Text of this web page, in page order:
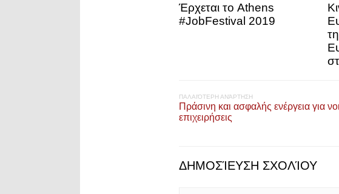
Έρχεται το Athens
#JobFestival 2019
ΠΑΛΑΙΌΤΕΡΗ ΑΝΆΡΤΗΣΗ
Πράσινη και ασφαλής ενέργεια για
επιχειρήσεις
ΔΗΜΟΣΊΕΥΣΗ ΣΧΟΛΊΟΥ